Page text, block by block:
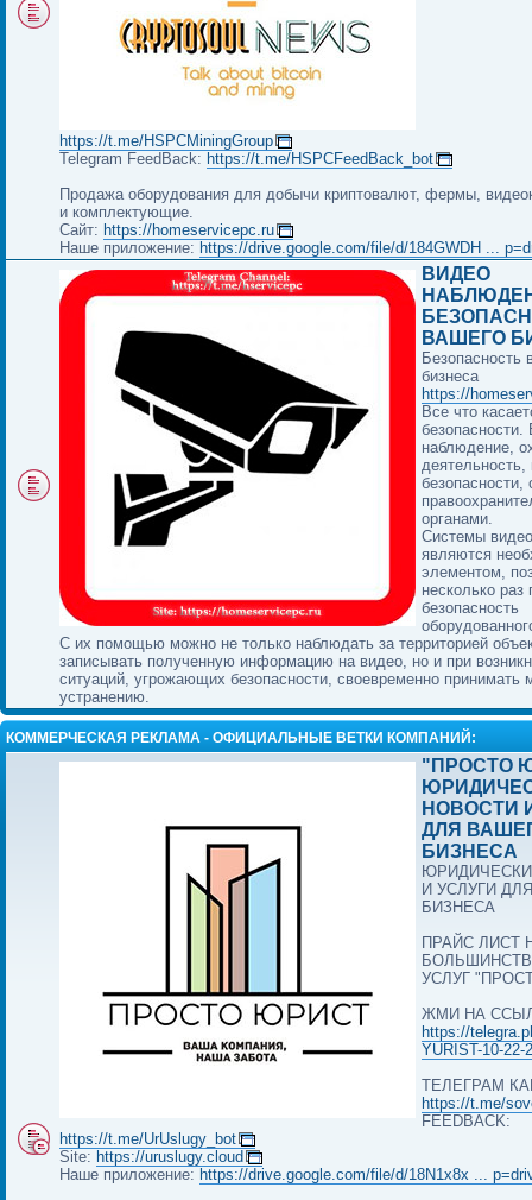
https://t.me/HSPCMiningGroup
Telegram FeedBack: https://t.me/HSPCFeedBack_bot
Продажа оборудования для добычи криптовалют, фермы,
и комплектующие.
Сайт: https://homeservicepc.ru
Наше приложение: https://drive.google.com/file/d/184GWDH ...
ВИДЕО
ВАШЕГО
Безопасность
бизнеса
https://
Все что
безопасности.
наблюдение,
деятельность,
безопасности,
органами.
Системы
являются
элементом,
несколько раз
безопасность
С их помощью можно не только наблюдать за территорией
записывать полученную информацию на видео, но и при
ситуаций, угрожающих безопасности, своевременно принимать
устранению.
КОММЕРЧЕСКАЯ РЕКЛАМА - ОФИЦИАЛЬНЫЕ ВЕТКИ КОМПАНИЙ:
"ПРОСТО
НОВОСТИ
ДЛЯ
БИЗНЕСА
И УСЛУГИ
БИЗНЕСА
ПРАЙС ЛИСТ
УСЛУГ
ЖМИ НА
https://
YURIST-10-22-2
ТЕЛЕГРАМ
https://t.me/
FEEDBACK:
https://t.me/UrUslugy_bot
Site: https://uruslugy.cloud
Наше приложение: https://drive.google.com/file/d/18N1x8x ...